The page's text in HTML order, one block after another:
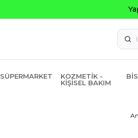
SÜPERMARKET
KOZMETIK -
KIŞISEL BAKIM